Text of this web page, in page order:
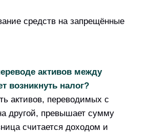
средств на запрещённые
активов между
возникнуть налог?
активов, переводимых с
другой, превышает сумму
считается доходом и